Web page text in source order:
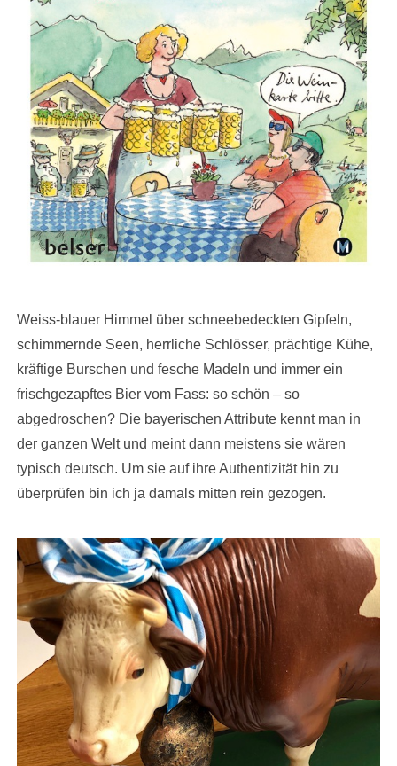
Weiss-blauer Himmel über schneebedeckten Gipfeln,
schimmernde Seen, herrliche Schlösser, prächtige Kühe,
kräftige Burschen und fesche Madeln und immer ein
frischgezapftes Bier vom Fass: so schön – so
abgedroschen? Die bayerischen Attribute kennt man in
der ganzen Welt und meint dann meistens sie wären
typisch deutsch. Um sie auf ihre Authentizität hin zu
überprüfen bin ich ja damals mitten rein gezogen.